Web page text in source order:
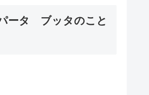
ータ ブッタのこと